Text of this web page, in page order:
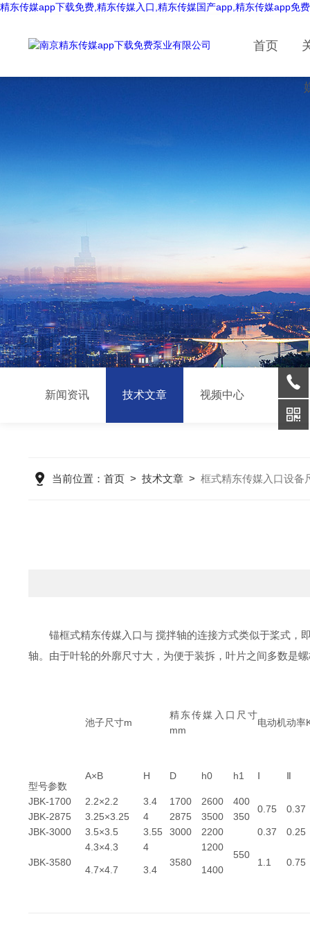
精东传媒app下载免费,精东传媒入口,精东传媒国产app,精东传媒app免
首页
新闻资讯 技术文章 视频中心
当前位置： 首页> 技术文章> 框式精东传媒入口设备
锚框式精东传媒入口与 搅拌轴的连接方式类似于桨式，
轴。由于叶轮的外廓尺寸大，为便于装拆，叶片之间多数是螺
型号参数
池子尺寸m
精东传媒入口尺寸
mm
电动机动率
A×B H D h0 h1 Ⅰ Ⅱ
JBK-1700 2.2×2.2 3.4 1700 2600 400
0.75 0.37
JBK-2875 3.25×3.25 4 2875 3500
350
JBK-3000
3.5×3.5 3.55 3000 2200
550
0.37 0.25
JBK-3580
4.3×4.3
4
3580
1200
1.1
0.75
4.7×4.7 3.4 1400